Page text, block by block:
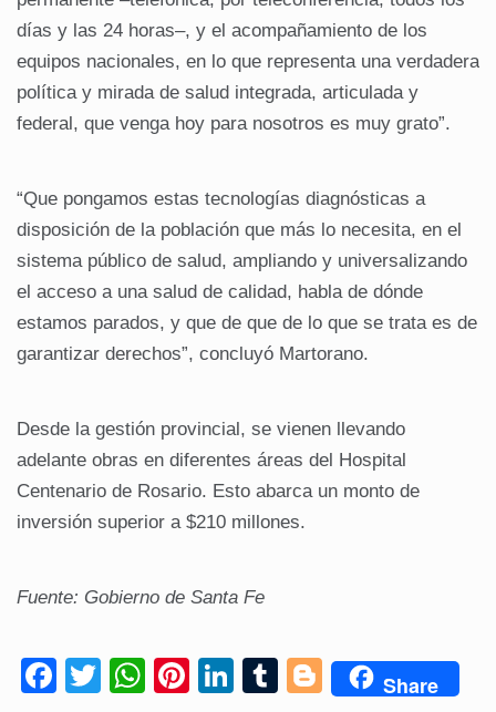
días y las 24 horas–, y el acompañamiento de los
equipos nacionales, en lo que representa una verdadera
política y mirada de salud integrada, articulada y
federal, que venga hoy para nosotros es muy grato”.
“Que pongamos estas tecnologías diagnósticas a
disposición de la población que más lo necesita, en el
sistema público de salud, ampliando y universalizando
el acceso a una salud de calidad, habla de dónde
estamos parados, y que de que de lo que se trata es de
garantizar derechos”, concluyó Martorano.
Desde la gestión provincial, se vienen llevando
adelante obras en diferentes áreas del Hospital
Centenario de Rosario. Esto abarca un monto de
inversión superior a $210 millones.
Fuente: Gobierno de Santa Fe
F
T
W
Pi
Li
T
Bl
Share